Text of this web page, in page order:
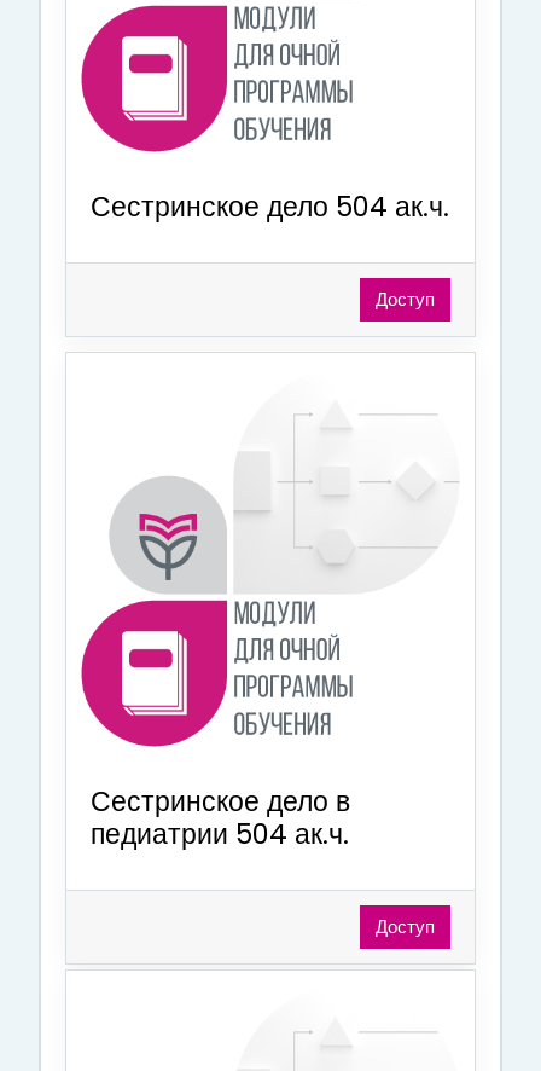
Сестринское дело 504 ак.ч.
Доступ
Сестринское дело в
педиатрии 504 ак.ч.
Доступ